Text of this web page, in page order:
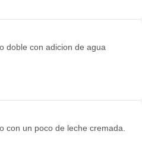
doble con adicion de agua
con un poco de leche cremada.